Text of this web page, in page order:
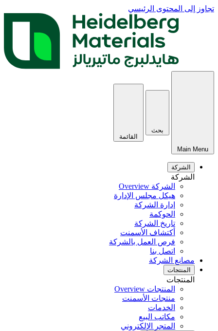
تجاوز إلى المحتوى الرئيسي
Main Menu
بحث
القائمة
الشركة
الشركة
الشركة Overview
هيكل مجلس الإدارة
إدارة الشركة
الحوكمة
تاريخ الشركة
أكتشاف الأسمنت
فرص العمل بالشركة
اتصل بنا
مصانع الشركة
المنتجات
المنتجات
المنتجات Overview
منتجات الأسمنت
الخدمات
مكاتب البيع
المتجر الإلكتروني